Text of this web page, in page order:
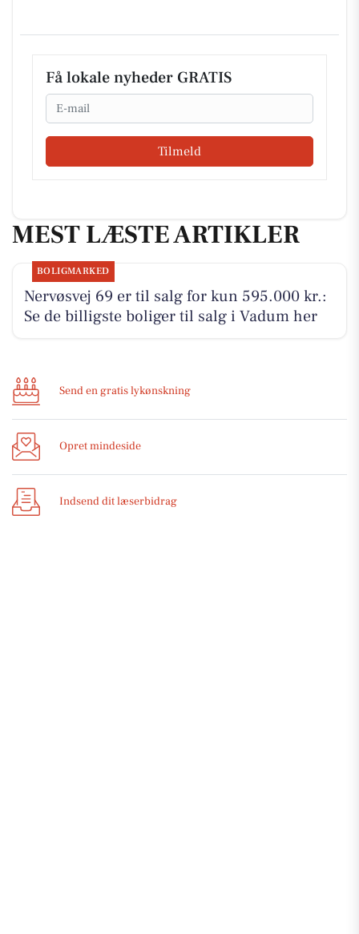
Få lokale nyheder GRATIS
Email
Tilmeld
MEST LÆSTE ARTIKLER
BOLIGMARKED
Nervøsvej 69 er til salg for kun 595.000 kr.:
Se de billigste boliger til salg i Vadum her
Send en gratis lykønskning
Opret mindeside
Indsend dit læserbidrag